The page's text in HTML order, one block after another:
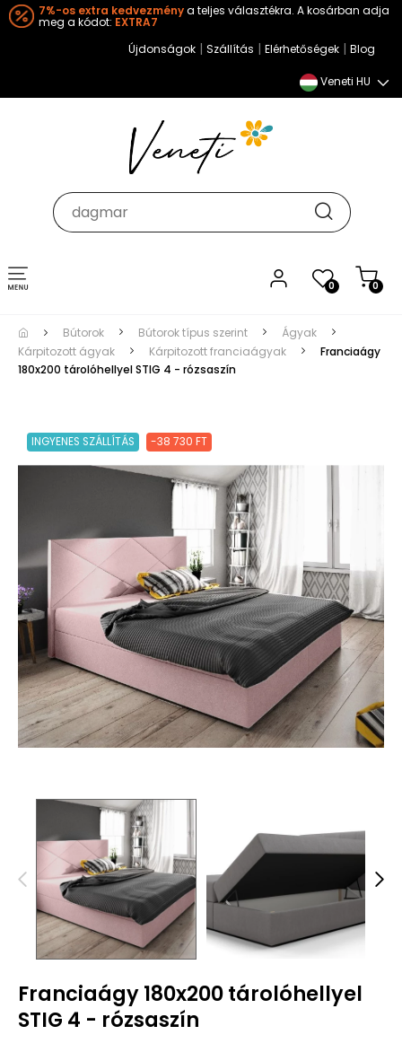
7%-os extra kedvezménya teljes választékra. A kosárban adja
meg a kódot: EXTRA7
Újdonságok | Szállítás | Elérhetőségek | Blog
Veneti HU
0 0
Toggle
navigation
Bútorok Bútorok típus szerint
Ágyak
Kárpitozott ágyak
Kárpitozott franciaágyak
Franciaágy
180x200 tárolóhellyel STIG 4 - rózsaszín
INGYENES SZÁLLÍTÁS -38 730 FT
Franciaágy 180x200 tárolóhellyel
STIG 4 - rózsaszín